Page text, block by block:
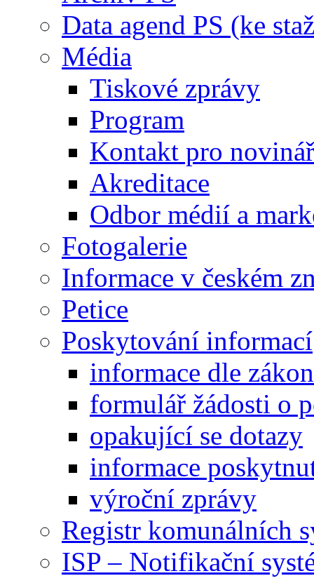
Data agend PS (ke
Média
Tiskové zprávy
Program
Kontakt pro
Akreditace
Odbor médií a
Fotogalerie
Informace v českém
Petice
Poskytování informací
informace dle
formulář žádosti o
opakující se dotazy
informace
výroční zprávy
Registr komunálních
ISP – Notifikační